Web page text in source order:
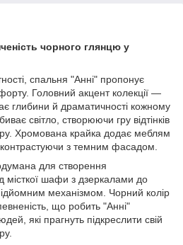
чорного глянцю у
спальня "Анні" пропонує
Головний акцент колекції —
глибини й драматичності кожному
світло, створюючи гру відтінків
Хромована крайка додає меблям
з темним фасадом.
для створення
місткої шафи з дзеркалами до
механізмом. Чорний колір
що робить "Анні"
які прагнуть підкреслити свій